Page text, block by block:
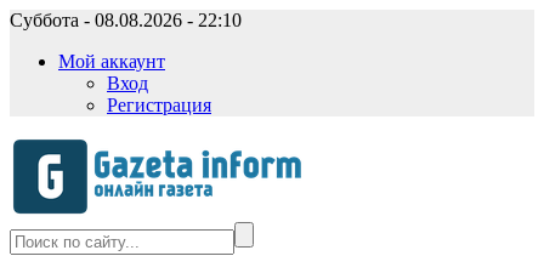
Суббота - 08.08.2026 - 22:10
Мой аккаунт
Вход
Регистрация